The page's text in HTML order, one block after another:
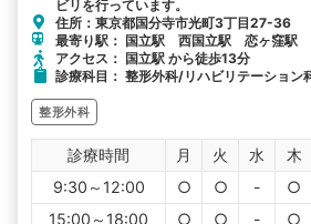
ビリを行っています。
住所：東京都国分寺市光町3丁目27-36
最寄り駅： 国立駅 西国立駅 恋ヶ窪駅
アクセス： 国立駅 から徒歩13分
診療科目： 整形外科/リハビリテーション
整形外科
診療時間 月 火 水 木
9:30～12:00
○ ○ - ○
15:00～18:00
○ ○ - ○